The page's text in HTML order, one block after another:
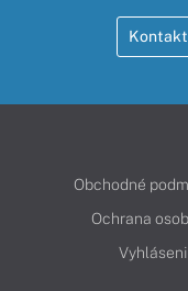
Obchodné
Ochrana